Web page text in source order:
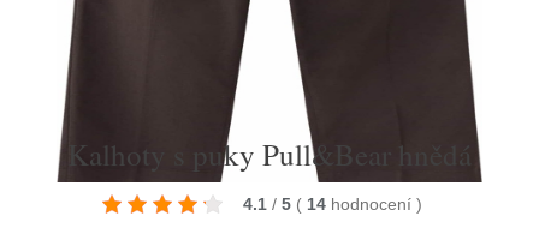
Kalhoty s puky Pull&Bear hnědá
4.1 / 5 ( 14 hodnocení )